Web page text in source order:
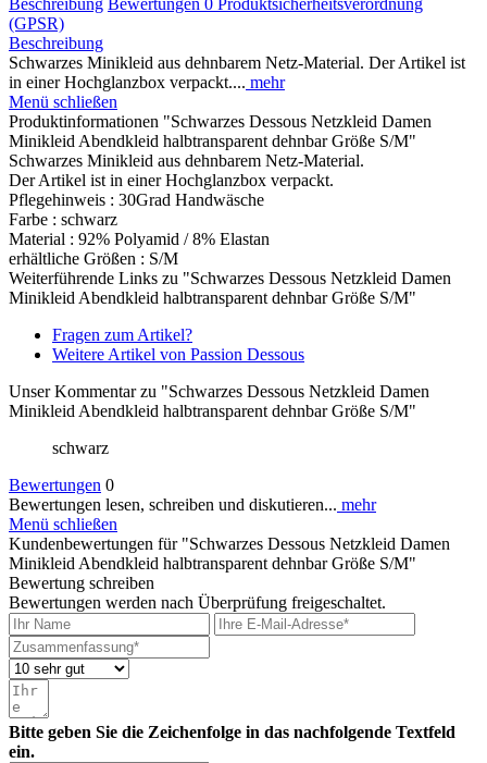
(GPSR)
Beschreibung
Schwarzes Minikleid aus dehnbarem Netz-Material. Der Artikel ist
in einer Hochglanzbox verpackt.... mehr
Menü schließen
Produktinformationen "Schwarzes Dessous Netzkleid Damen
Minikleid Abendkleid halbtransparent dehnbar Größe S/M"
Schwarzes Minikleid aus dehnbarem Netz-Material.
Der Artikel ist in einer Hochglanzbox verpackt.
Pflegehinweis : 30Grad Handwäsche
Farbe : schwarz
Material : 92% Polyamid / 8% Elastan
erhältliche Größen : S/M
Weiterführende Links zu "Schwarzes Dessous Netzkleid Damen
Minikleid Abendkleid halbtransparent dehnbar Größe S/M"
Fragen zum Artikel?
Weitere Artikel von Passion Dessous
Unser Kommentar zu "Schwarzes Dessous Netzkleid Damen
Minikleid Abendkleid halbtransparent dehnbar Größe S/M"
schwarz
Bewertungen 0
Bewertungen lesen, schreiben und diskutieren... mehr
Menü schließen
Kundenbewertungen für "Schwarzes Dessous Netzkleid Damen
Minikleid Abendkleid halbtransparent dehnbar Größe S/M"
Bewertung schreiben
Bewertungen werden nach Überprüfung freigeschaltet.
Bitte geben Sie die Zeichenfolge in das nachfolgende Textfeld
ein.